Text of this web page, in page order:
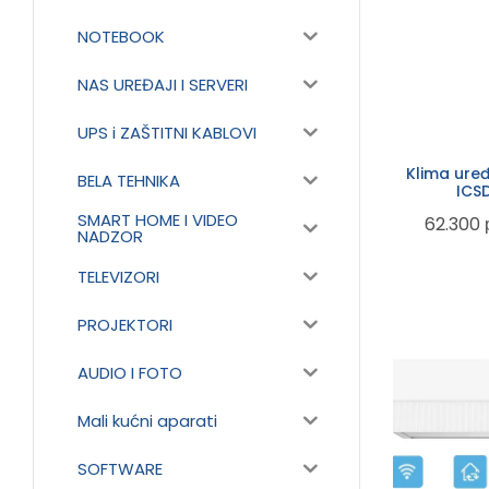
Klima
62.300
NOTEBOOK
NAS UREĐAJI I SERVERI
UPS i ZAŠTITNI KABLOVI
BELA TEHNIKA
SMART HOME I VIDEO
NADZOR
TELEVIZORI
PROJEKTORI
AUDIO I FOTO
Mali kućni aparati
SOFTWARE